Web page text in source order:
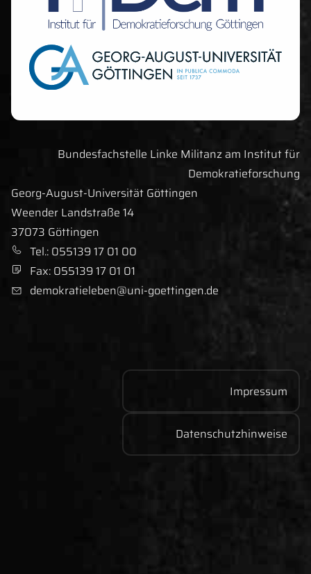
Bundesfachstelle Linke Militanz am Institut für
Demokratieforschung
Georg-August-Universität Göttingen
Straße:
Weender Landstraße 14
Ort:
37073 Göttingen
Telefonnummer
.: 055139 17 01 00
Faxnummer
: 055139 17 01 01
E-Mail-Adresse:
demokratieleben@uni-goettingen.de
Impressum
Datenschutzhinweise